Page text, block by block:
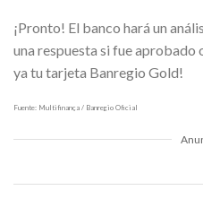
¡Pronto! El banco hará un
una respuesta si fue aprobado
ya tu tarjeta Banregio Gold!
Fuente: Multifinança / Banregio Oficial